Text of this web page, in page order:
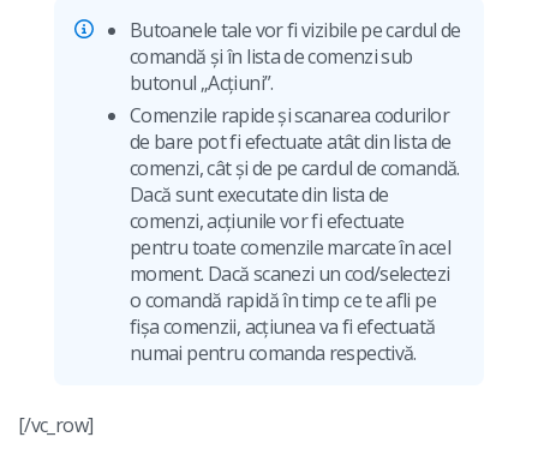
Butoanele tale vor fi vizibile pe cardul de
comandă și în lista de comenzi sub
butonul „Acțiuni”.
Comenzile rapide și scanarea codurilor
de bare pot fi efectuate atât din lista de
comenzi, cât și de pe cardul de comandă.
Dacă sunt executate din lista de
comenzi, acțiunile vor fi efectuate
pentru toate comenzile marcate în acel
moment. Dacă scanezi un cod/selectezi
o comandă rapidă în timp ce te afli pe
fișa comenzii, acțiunea va fi efectuată
numai pentru comanda respectivă.
[/vc_row]